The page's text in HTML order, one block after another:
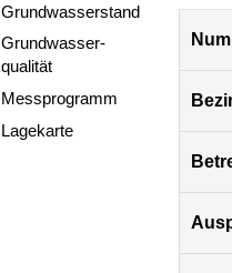
Grundwasserstand
Grundwasser-
qualität
Messprogramm
Lagekarte
Berlin